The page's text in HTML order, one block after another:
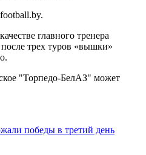
главного тренера
трех туров «вышки»
победы в третий день